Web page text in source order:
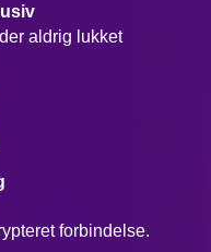
aldrig lukket
forbindelse.